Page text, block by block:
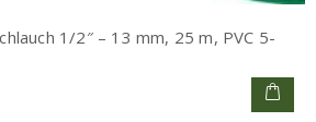
1/2″ – 13 mm, 25 m, PVC 5-